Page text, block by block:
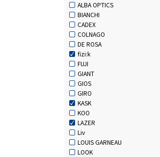
ALBA OPTICS
BIANCHI
CADEX
COLNAGO
DE ROSA
fizi:k
FUJI
GIANT
GIOS
GIRO
KASK
KOO
LAZER
Liv
LOUIS GARNEAU
LOOK